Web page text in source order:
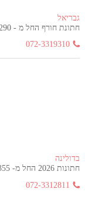
גבריאל
חתונת חורף החל מ - 290 ש"ח
072-3319310
בדולינה
חתונות 2026 החל מ- 355 ש"ח בלבד!
072-3312811